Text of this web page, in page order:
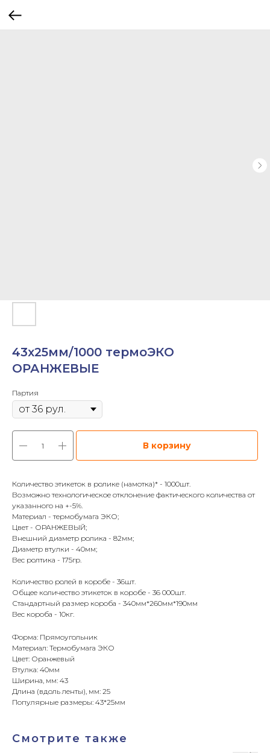
43х25мм/1000 термоЭКО
ОРАНЖЕВЫЕ
Партия
В корзину
Количество этикеток в ролике (намотка)* - 1000шт.
Возможно технологическое отклонение фактического количества от
указанного на +-5%.
Материал - термобумага ЭКО;
Цвет - ОРАНЖЕВЫЙ;
Внешний диаметр ролика - 82мм;
Диаметр втулки - 40мм;
Вес ролтика - 175гр.
Количество ролей в коробе - 36шт.
Общее количество этикеток в коробе - 36 000шт.
Стандартный размер короба - 340мм*260мм*190мм
Вес короба - 10кг.
Форма: Прямоугольник
Материал: Термобумага ЭКО
Цвет: Оранжевый
Втулка: 40мм
Ширина, мм: 43
Длина (вдоль ленты), мм: 25
Популярные размеры: 43*25мм
Смотрите также